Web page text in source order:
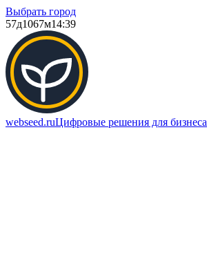
Выбрать город
57д1067м14:39
webseed.ruЦифровые решения для бизнеса